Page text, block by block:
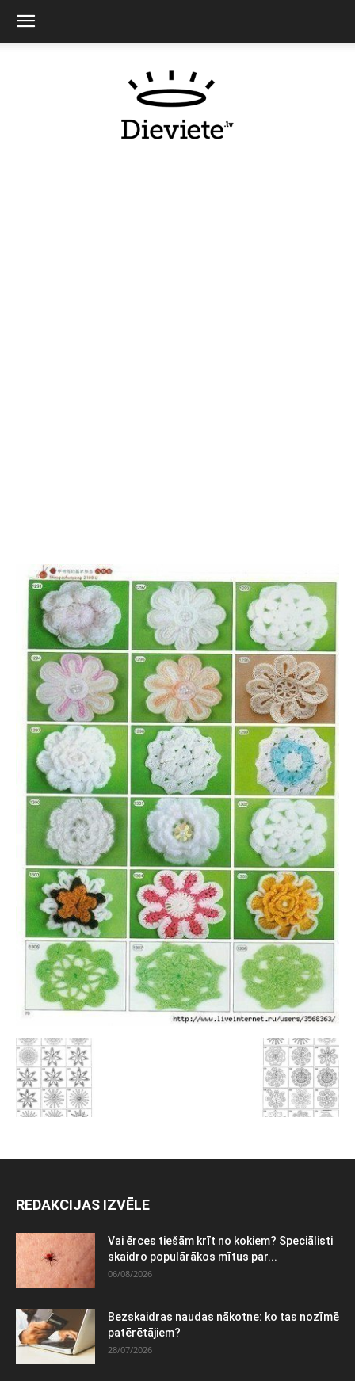
REDAKCIJAS IZVĒLE
Vai ērces tiešām krīt no kokiem? Speciālisti
skaidro populārākos mītus par...
06/08/2026
Bezskaidras naudas nākotne: ko tas nozīmē
patērētājiem?
28/07/2026